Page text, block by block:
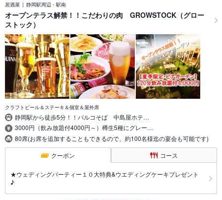
居酒屋 静岡駅周辺・駅南
オープンテラス解禁！！こだわりの肉 GROWSTOCK（グロー
ストック）
クラフトビール＆ステーキ＆個室＆屋外席
静岡駅から徒歩5分！！パルコそば 中島屋ホテ…
3000円（飲み放題付4000円～）樽生5種にグレー…
80席(お席を追加することもできるので、約100名様迄の宴会も可能です)
クーポン コース
★ウェディングパーティー１０大特典&ウエディングケーキプレゼント
♪